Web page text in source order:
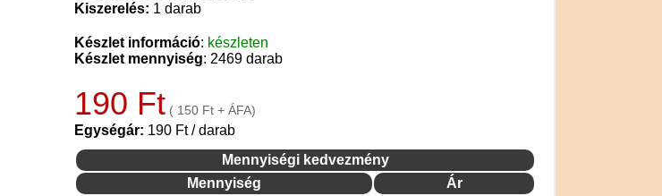
Kiszerelés: 1 darab
Készlet információ: készleten
Készlet mennyiség: 2469 darab
190 Ft ( 150 Ft + ÁFA)
Egységár: 190 Ft / darab
Mennyiségi kedvezmény
Mennyiség
Ár